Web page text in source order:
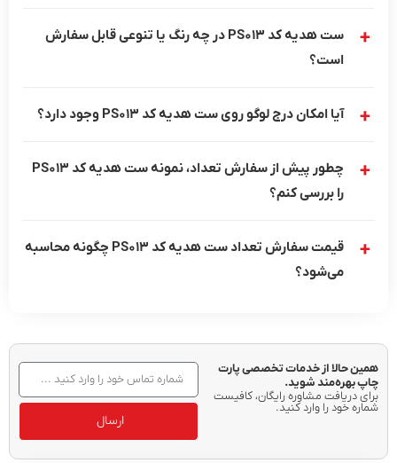
ست هدیه کد PS013 در چه رنگ یا تنوعی قابل سفارش
است؟
آیا امکان درج لوگو روی ست هدیه کد PS013 وجود دارد؟
چطور پیش از سفارش تعداد، نمونه ست هدیه کد PS013
را بررسی کنم؟
قیمت سفارش تعداد ست هدیه کد PS013 چگونه محاسبه
می‌شود؟
همین حالا از خدمات تخصصی پارت
چاپ بهره‌مند شوید.
برای دریافت مشاوره رایگان، کافیست
شماره خود را وارد کنید.
ارسال